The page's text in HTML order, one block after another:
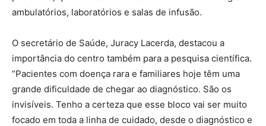
ambulatórios, laboratórios e salas de infusão.
O secretário de Saúde, Juracy Lacerda, destacou a
importância do centro também para a pesquisa científica.
“Pacientes com doença rara e familiares hoje têm uma
grande dificuldade de chegar ao diagnóstico. São os
invisíveis. Tenho a certeza que esse bloco vai ser muito
focado em toda a linha de cuidado, desde o diagnóstico e